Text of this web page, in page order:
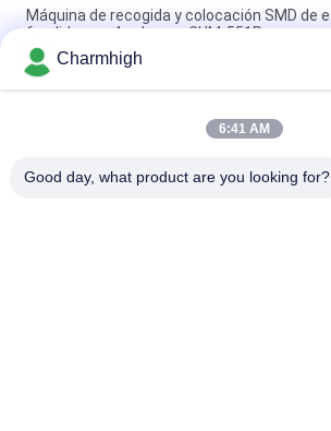
Máquina de recogida y colocación SMD de
fundido con 4 cabezas CHM-551P
Máquina de colocación y recogida SMT
estrecho y alta precisión, 6 cabezales,
La máquina de montaje de chips SMT para
Charmhigh
6:41 AM
Good day, what product are you looking for?